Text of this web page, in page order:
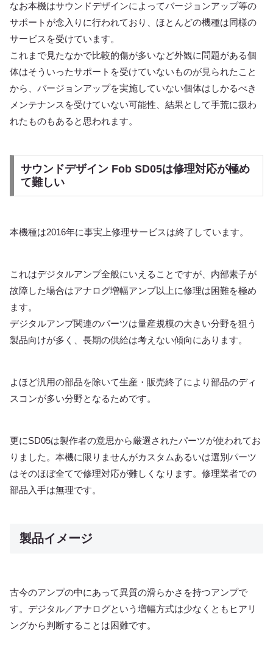
なお本機はサウンドデザインによってバージョンアップ等の
サポートが念入りに行われており、ほとんどの機種は同様の
サービスを受けています。
これまで見たなかで比較的傷が多いなど外観に問題がある個
体はそういったサポートを受けていないものが見られたこと
から、バージョンアップを実施していない個体はしかるべき
メンテナンスを受けていない可能性、結果として手荒に扱わ
れたものもあると思われます。
サウンドデザイン Fob SD05は修理対応が極め
て難しい
本機種は2016年に事実上修理サービスは終了しています。
これはデジタルアンプ全般にいえることですが、内部素子が
故障した場合はアナログ増幅アンプ以上に修理は困難を極め
ます。
デジタルアンプ関連のパーツは量産規模の大きい分野を狙う
製品向けが多く、長期の供給は考えない傾向にあります。
よほど汎用の部品を除いて生産・販売終了により部品のディ
スコンが多い分野となるためです。
更にSD05は製作者の意思から厳選されたパーツが使われてお
りました。本機に限りませんがカスタムあるいは選別パーツ
はそのほぼ全てで修理対応が難しくなります。修理業者での
部品入手は無理です。
製品イメージ
古今のアンプの中にあって異質の滑らかさを持つアンプで
す。デジタル／アナログという増幅方式は少なくともヒアリ
ングから判断することは困難です。